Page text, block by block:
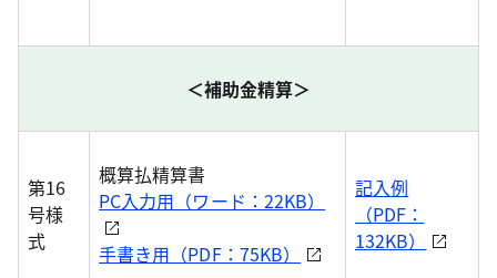
＜補助金精算＞
第16
号様
式
概算払精算書
PC入力用（ワード：22KB）
手書き用（PDF：75KB）
記入例
（PDF：
132KB）